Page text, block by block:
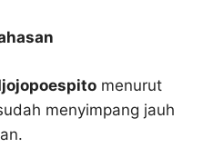
menurut
menyimpang jauh